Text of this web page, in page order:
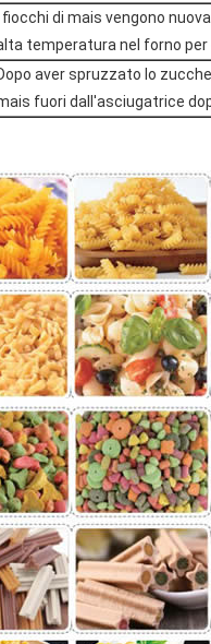
I fiocchi di mais vengono
temperatura nel forno per
aver spruzzato lo
fuori dall'asciugatrice